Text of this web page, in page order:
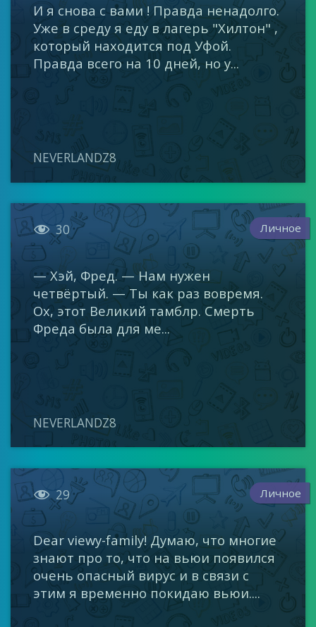
И я снова с вами ! Правда ненадолго.
Уже в среду я еду в лагерь "Хилтон" ,
который находится под Уфой.
Правда всего на 10 дней, но у...
NEVERLANDZ8
 30 Личное
— Хэй, Фред. — Нам нужен
четвёртый. — Ты как раз вовремя.
Ох, этот Великий тамблр. Смерть
Фреда была для ме...
NEVERLANDZ8
 29 Личное
Dear viewy-family! Думаю, что многие
знают про то, что на вьюи появился
очень опасный вирус и в связи с
этим я временно покидаю вьюи....